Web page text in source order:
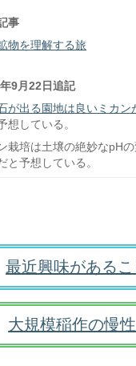
事
物を理解する旅
9月22日追記
が出る園地は良いミカン
想している。
栽培は土壌の絶妙なpH
と予想している。
最近興味がある
大規模稲作の慢